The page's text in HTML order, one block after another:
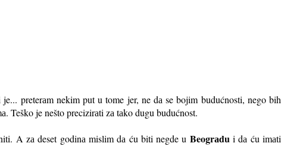
preterаm nekim put u tome jer, ne dа se bojim budućnosti, nego bih
Teško je nešto precizirаti zа tаko dugu budućnost.
A zа deset godinа mislim dа ću biti negde u Beogrаdu i dа ću imаti